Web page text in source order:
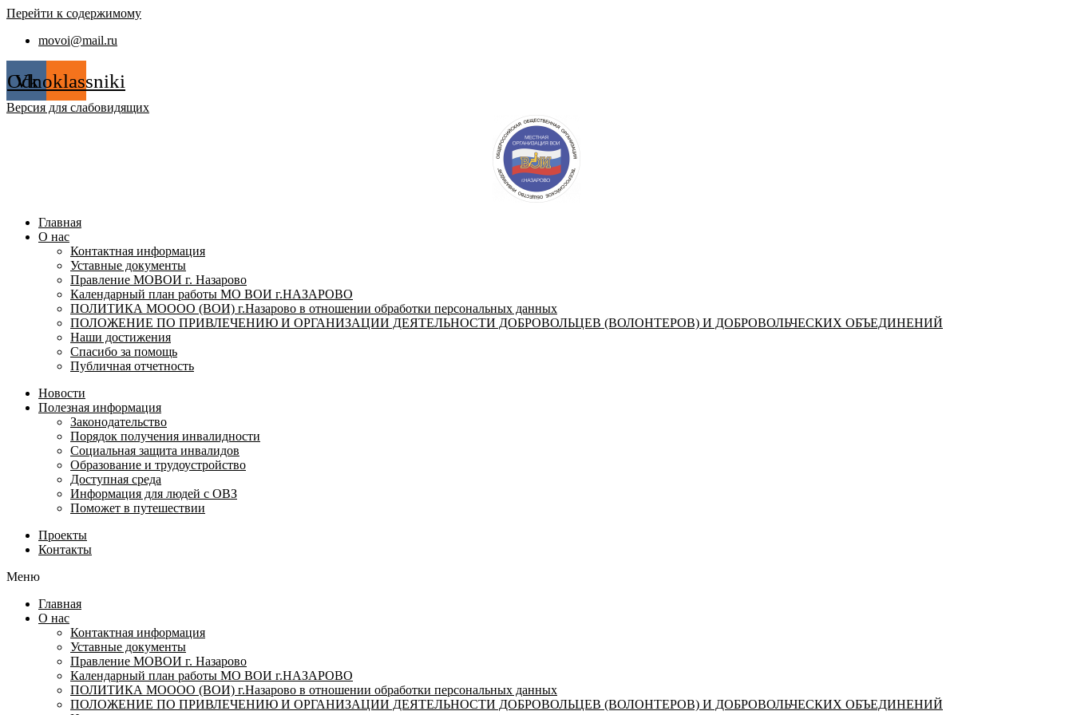
Перейти к содержимому
movoi@mail.ru
Vk
Odnoklassniki
Версия для слабовидящих
Главная
О нас
Контактная информация
Уставные документы
Правление МОВОИ г. Назарово
Календарный план работы МО ВОИ г.НАЗАРОВО
ПОЛИТИКА МОООО (ВОИ) г.Назарово в отношении обработки персональных данных
ПОЛОЖЕНИЕ ПО ПРИВЛЕЧЕНИЮ И ОРГАНИЗАЦИИ ДЕЯТЕЛЬНОСТИ ДОБРОВОЛЬЦЕВ (ВОЛОНТЕРОВ) И ДОБРОВОЛЬЧЕСКИХ ОБЪЕДИНЕНИЙ
Наши достижения
Спасибо за помощь
Публичная отчетность
Новости
Полезная информация
Законодательство
Порядок получения инвалидности
Социальная защита инвалидов
Образование и трудоустройство
Доступная среда
Информация для людей с ОВЗ
Поможет в путешествии
Проекты
Контакты
Меню
Главная
О нас
Контактная информация
Уставные документы
Правление МОВОИ г. Назарово
Календарный план работы МО ВОИ г.НАЗАРОВО
ПОЛИТИКА МОООО (ВОИ) г.Назарово в отношении обработки персональных данных
ПОЛОЖЕНИЕ ПО ПРИВЛЕЧЕНИЮ И ОРГАНИЗАЦИИ ДЕЯТЕЛЬНОСТИ ДОБРОВОЛЬЦЕВ (ВОЛОНТЕРОВ) И ДОБРОВОЛЬЧЕСКИХ ОБЪЕДИНЕНИЙ